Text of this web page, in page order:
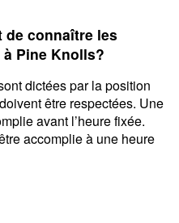
connaître les
Pine Knolls?
dictées par la position
être respectées. Une
avant l’heure fixée.
accomplie à une heure